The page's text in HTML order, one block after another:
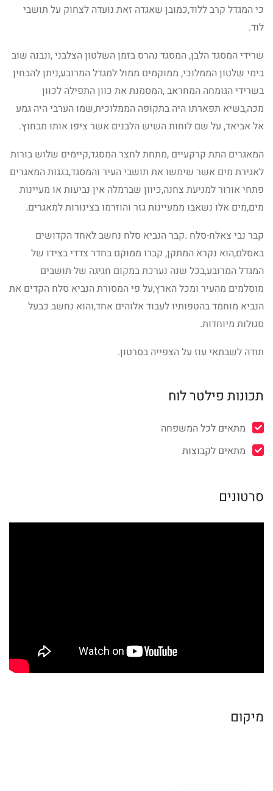
כי המגדל קרב ללוד,כמובן שאגדה זאת נועדה לצחוק על תושבי
לוד.
שרידי המסגד הלבן, המסגד נהרס בזמן השלטון הצלבני ,ונבנה שוב
בימי שלטון הממלוכי, ממוקמים ממול למגדל המרובע,ניתן להבחין
בשרידי הגומחה המחראב ,המסמנת את כוון התפילה לכוון
מכה,בשיא תפארתו היה בתקופה הממלוכית,שמו הערבי היה גמע
אל אביאד, על שם לוחות השיש הלבנים אשר ציפו אותו מבחוץ.
המאגרים התת קרקעיים ,מתחת לחצר המסגד,קיימים שלוש בורות
לאגירת מים אשר שימשו את תושבי העיר והמסגד,בגגות המאגרים
פתחי אורור למניעת צחנה,כיוון שברמלה אין נביעות או מעיינות
מים,מים אלו נשאבו ממעיינות גזר והוזרמו בצינורות למאגרים.
קבר נבי צאלח-סלח .קבר הנביא סלח נחשב לאחד הקדושים
באסלם,הוא נקרא המתקן, קברו ממוקם בחדר צדדי בצידו של
המגדל המרובע,בכל שנה נערכת במקום חגיגה של תושבים
מוסלמים מהעיר ומכל הארץ,על פי המסורת הנביא סלח הקדים את
הנביא מוחמד בהטפותיו לעבוד אלוהים אחד,והוא נחשב כבעל
סגולות מיוחדות.
תודה לשבתאי עוז על הצפייה בסרטון.
תכונות פילטר לוח
מתאים לכל המשפחה
מתאים לקבוצות
סרטונים
מיקום